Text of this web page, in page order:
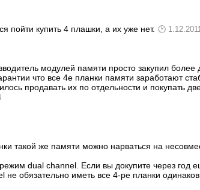
пойти купить 4 плашки, а их уже нет.
модулей памяти просто закупил
что все 4е планки памяти заработают
продавать их по отдельности и покупать
такой же памяти можно нарваться на
dual channel. Если вы докупите через год
обязательно иметь все 4-ре планки